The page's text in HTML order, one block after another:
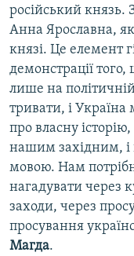
російський князь.
Анна Ярославна,
князі. Це елемент
демонстрації того,
лише на політичній
тривати, і
про власну
нашим західним,
мовою. Нам
нагадувати через
заходи, через
просування
Магда.